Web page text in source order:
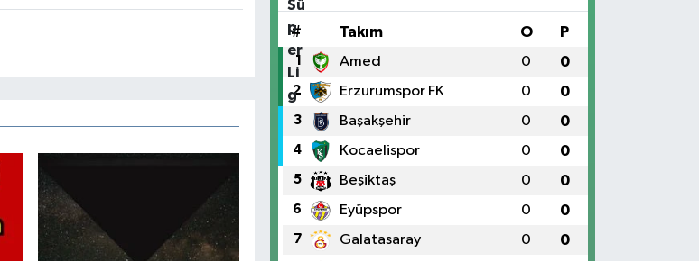
# Takım O P
1 Amed 0 0
2 Erzurumspor FK 0 0
3 Başakşehir 0 0
4 Kocaelispor 0 0
5 Beşiktaş 0 0
6 Eyüpspor 0 0
7 Galatasaray 0 0